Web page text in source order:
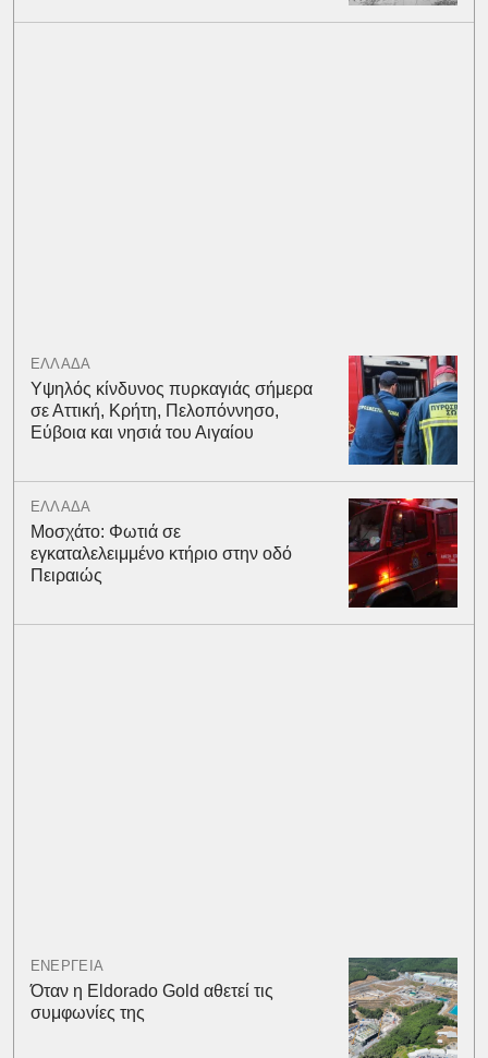
ΕΛΛΑΔΑ
Υψηλός κίνδυνος πυρκαγιάς σήμερα
σε Αττική, Κρήτη, Πελοπόννησο,
Εύβοια και νησιά του Αιγαίου
ΕΛΛΑΔΑ
Μοσχάτο: Φωτιά σε
εγκαταλελειμμένο κτήριο στην οδό
Πειραιώς
ΕΝΕΡΓΕΙΑ
Όταν η Eldorado Gold αθετεί τις
συμφωνίες της